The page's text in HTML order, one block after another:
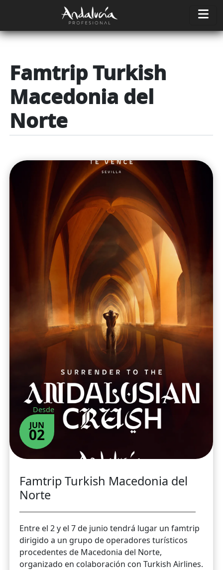
Pasar al contenido principal
Famtrip Turkish
Macedonia del
Norte
Desde
JUN
02
Famtrip Turkish Macedonia del
Norte
Entre el 2 y el 7 de junio tendrá lugar un famtrip
dirigido a un grupo de operadores turísticos
procedentes de Macedonia del Norte,
organizado en colaboración con Turkish Airlines.